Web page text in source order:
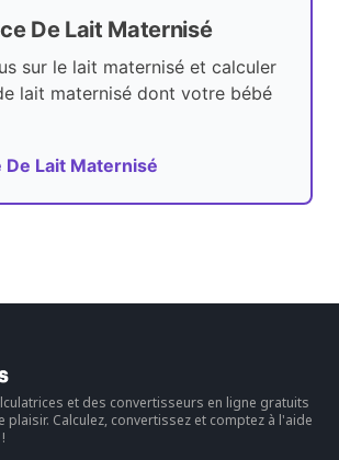
De Lait Maternisé
sur le lait maternisé et calculer
lait maternisé dont votre bébé
De Lait Maternisé
et des convertisseurs en ligne gratuits
plaisir. Calculez, convertissez et comptez à l'aide